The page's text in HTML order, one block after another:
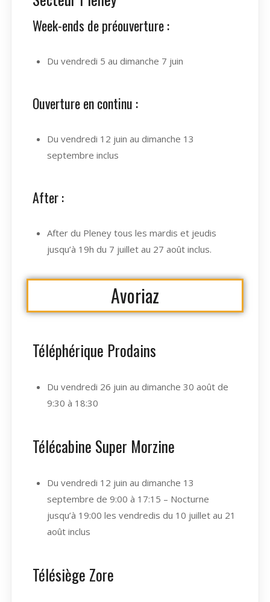
Week-ends de préouverture :
Du vendredi 5 au dimanche 7 juin
Ouverture en continu :
Du vendredi 12 juin au dimanche 13
septembre inclus
After :
After du Pleney tous les mardis et jeudis
jusqu’à 19h du 7 juillet au 27 août inclus.
Avoriaz
Téléphérique Prodains
Du vendredi 26 juin au dimanche 30 août de
9:30 à 18:30
Télécabine Super Morzine
Du vendredi 12 juin au dimanche 13
septembre de 9:00 à 17:15 – Nocturne
jusqu’à 19:00 les vendredis du 10 juillet au 21
août inclus
Télésiège Zore